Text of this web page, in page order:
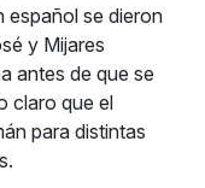
español se dieron
y Mijares
antes de que se
claro que el
para distintas